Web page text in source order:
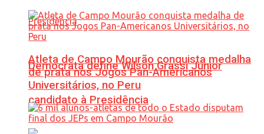
Democrata define Wilson Grassi Júnior
candidato à Presidência
Atleta de Campo Mourão conquista medalha
de prata nos Jogos Pan-Americanos
Universitários, no Peru